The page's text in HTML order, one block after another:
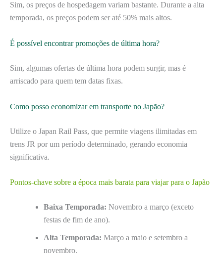
Sim, os preços de hospedagem variam bastante. Durante a alta
temporada, os preços podem ser até 50% mais altos.
É possível encontrar promoções de última hora?
Sim, algumas ofertas de última hora podem surgir, mas é
arriscado para quem tem datas fixas.
Como posso economizar em transporte no Japão?
Utilize o Japan Rail Pass, que permite viagens ilimitadas em
trens JR por um período determinado, gerando economia
significativa.
Pontos-chave sobre a época mais barata para viajar para o Japão
Baixa Temporada: Novembro a março (exceto
festas de fim de ano).
Alta Temporada: Março a maio e setembro a
novembro.